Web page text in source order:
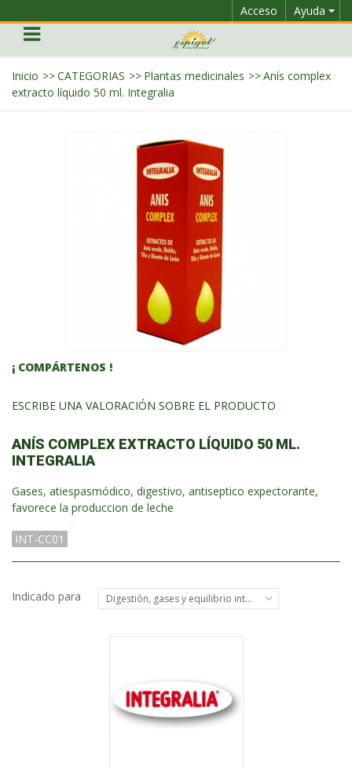
Ayuda
Acceso
Inicio >>CATEGORIAS >> Plantas medicinales >>Anís complex
extracto líquido 50 ml. Integralia
¡ COMPÁRTENOS !
ESCRIBE UNA VALORACIÓN SOBRE EL PRODUCTO
ANÍS COMPLEX EXTRACTO LÍQUIDO 50 ML.
INTEGRALIA
Gases, atiespasmódico, digestivo, antiseptico expectorante,
favorece la produccion de leche
INT-CC01
Indicado para Digestión, gases y equilibrio intestinal